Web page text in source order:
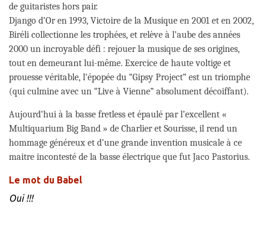
de guitaristes hors pair.
Django d’Or en 1993, Victoire de la Musique en 2001 et en 2002,
Biréli collectionne les trophées, et relève à l’aube des années
2000 un incroyable défi : rejouer la musique de ses origines,
tout en demeurant lui-même. Exercice de haute voltige et
prouesse véritable, l’épopée du “Gipsy Project” est un triomphe
(qui culmine avec un “Live à Vienne” absolument décoiffant).
Aujourd’hui à la basse fretless et épaulé par l’excellent «
Multiquarium Big Band » de Charlier et Sourisse, il rend un
hommage généreux et d’une grande invention musicale à ce
maitre incontesté de la basse électrique que fut Jaco Pastorius.
Le mot du Babel
Oui !!!